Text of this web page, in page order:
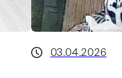
03.04.2026